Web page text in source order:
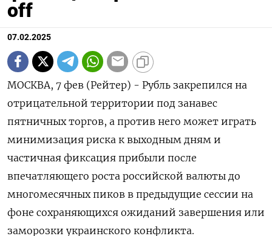
off
07.02.2025
МОСКВА, 7 фев (Рейтер) - Рубль закрепился на
отрицательной территории под занавес
пятничных торгов, а против него может играть
минимизация риска к выходным дням и
частичная фиксация прибыли после
впечатляющего роста российской валюты до
многомесячных пиков в предыдущие сессии на
фоне сохраняющихся ожиданий завершения или
заморозки украинского конфликта.